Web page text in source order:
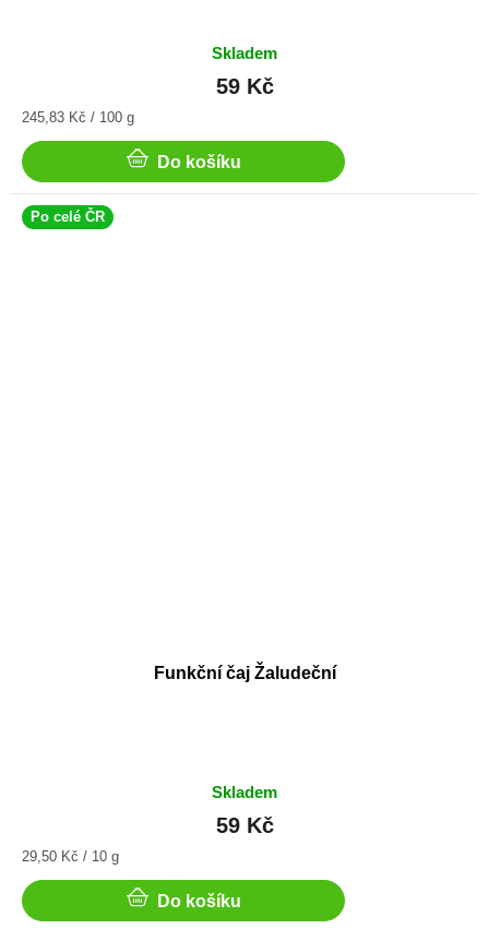
Skladem
59 Kč
Měrná
245,83 Kč / 100 g
Do košíku
Po celé ČR
Funkční čaj Žaludeční
Skladem
59 Kč
Měrná
29,50 Kč / 10 g
Do košíku